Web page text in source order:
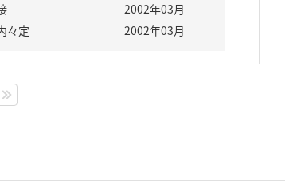
2002年03月
々定
2002年03月